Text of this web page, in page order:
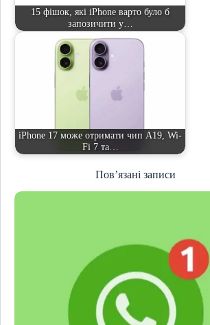
15 фішок, які iPhone варто було б
запозичити у…
iPhone 17 може отримати чип A19, Wi-
Fi 7 та…
Пов’язані записи